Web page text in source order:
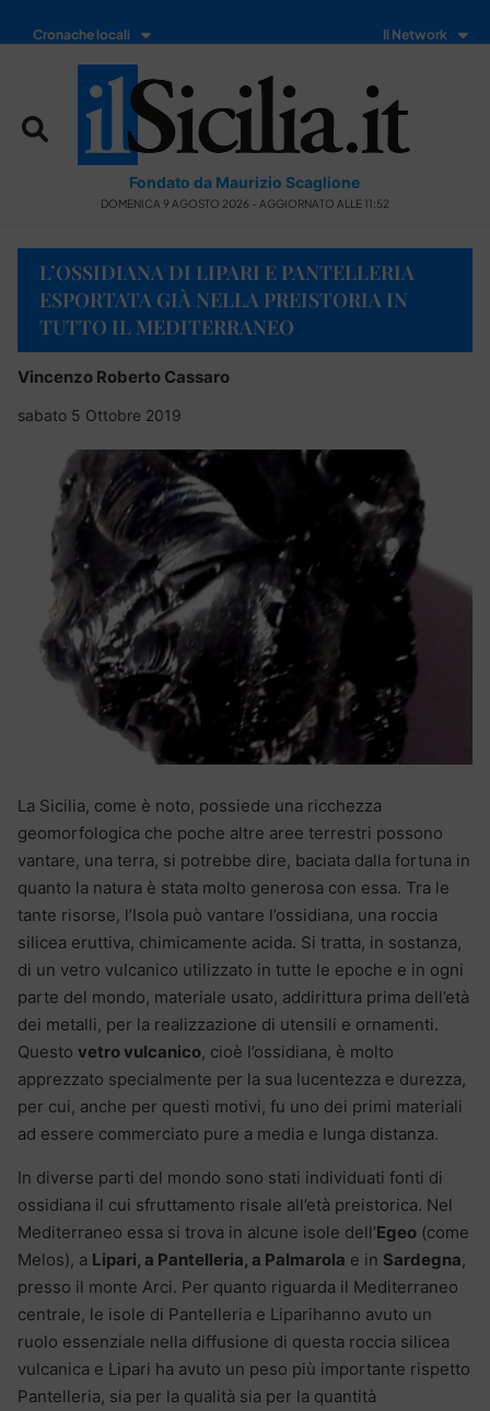
Cronache locali Il Network
Fondato da Maurizio Scaglione
DOMENICA 9 AGOSTO 2026 - AGGIORNATO ALLE 11:52
L’OSSIDIANA DI LIPARI E PANTELLERIA
ESPORTATA GIÀ NELLA PREISTORIA IN
TUTTO IL MEDITERRANEO
Vincenzo Roberto Cassaro
sabato 5 Ottobre 2019
La Sicilia, come è noto, possiede una ricchezza
geomorfologica che poche altre aree terrestri possono
vantare, una terra, si potrebbe dire, baciata dalla fortuna in
quanto la natura è stata molto generosa con essa. Tra le
tante risorse, l’Isola può vantare l’ossidiana, una roccia
silicea eruttiva, chimicamente acida. Si tratta, in sostanza,
di un vetro vulcanico utilizzato in tutte le epoche e in ogni
parte del mondo, materiale usato, addirittura prima dell’età
dei metalli, per la realizzazione di utensili e ornamenti.
Questo vetro vulcanico, cioè l’ossidiana, è molto
apprezzato specialmente per la sua lucentezza e durezza,
per cui, anche per questi motivi, fu uno dei primi materiali
ad essere commerciato pure a media e lunga distanza.
In diverse parti del mondo sono stati individuati fonti di
ossidiana il cui sfruttamento risale all’età preistorica. Nel
Mediterraneo essa si trova in alcune isole dell’Egeo (come
Melos), a Lipari, a Pantelleria, a Palmarola e in Sardegna,
presso il monte Arci. Per quanto riguarda il Mediterraneo
centrale, le isole di Pantelleria e Liparihanno avuto un
ruolo essenziale nella diffusione di questa roccia silicea
vulcanica e Lipari ha avuto un peso più importante rispetto
Pantelleria, sia per la qualità sia per la quantità